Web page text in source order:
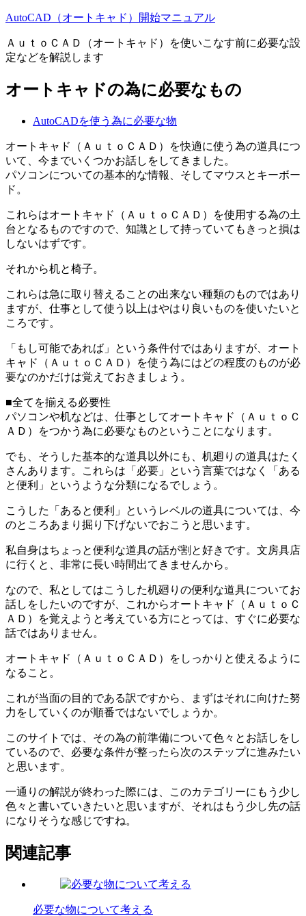
AutoCAD（オートキャド）開始マニュアル
ＡｕｔｏＣＡＤ（オートキャド）を使いこなす前に必要な設
定などを解説します
オートキャドの為に必要なもの
AutoCADを使う為に必要な物
オートキャド（ＡｕｔｏＣＡＤ）を快適に使う為の道具につ
いて、今までいくつかお話しをしてきました。
パソコンについての基本的な情報、そしてマウスとキーボー
ド。
これらはオートキャド（ＡｕｔｏＣＡＤ）を使用する為の土
台となるものですので、知識として持っていてもきっと損は
しないはずです。
それから机と椅子。
これらは急に取り替えることの出来ない種類のものではあり
ますが、仕事として使う以上はやはり良いものを使いたいと
ころです。
「もし可能であれば」という条件付ではありますが、オート
キャド（ＡｕｔｏＣＡＤ）を使う為にはどの程度のものが必
要なのかだけは覚えておきましょう。
■全てを揃える必要性
パソコンや机などは、仕事としてオートキャド（ＡｕｔｏＣ
ＡＤ）をつかう為に必要なものということになります。
でも、そうした基本的な道具以外にも、机廻りの道具はたく
さんあります。これらは「必要」という言葉ではなく「ある
と便利」というような分類になるでしょう。
こうした「あると便利」というレベルの道具については、今
のところあまり掘り下げないでおこうと思います。
私自身はちょっと便利な道具の話が割と好きです。文房具店
に行くと、非常に長い時間出てきませんから。
なので、私としてはこうした机廻りの便利な道具についてお
話しをしたいのですが、これからオートキャド（ＡｕｔｏＣ
ＡＤ）を覚えようと考えている方にとっては、すぐに必要な
話ではありません。
オートキャド（ＡｕｔｏＣＡＤ）をしっかりと使えるように
なること。
これが当面の目的である訳ですから、まずはそれに向けた努
力をしていくのが順番ではないでしょうか。
このサイトでは、その為の前準備について色々とお話しをし
ているので、必要な条件が整ったら次のステップに進みたい
と思います。
一通りの解説が終わった際には、このカテゴリーにもう少し
色々と書いていきたいと思いますが、それはもう少し先の話
になりそうな感じですね。
関連記事
必要な物について考える